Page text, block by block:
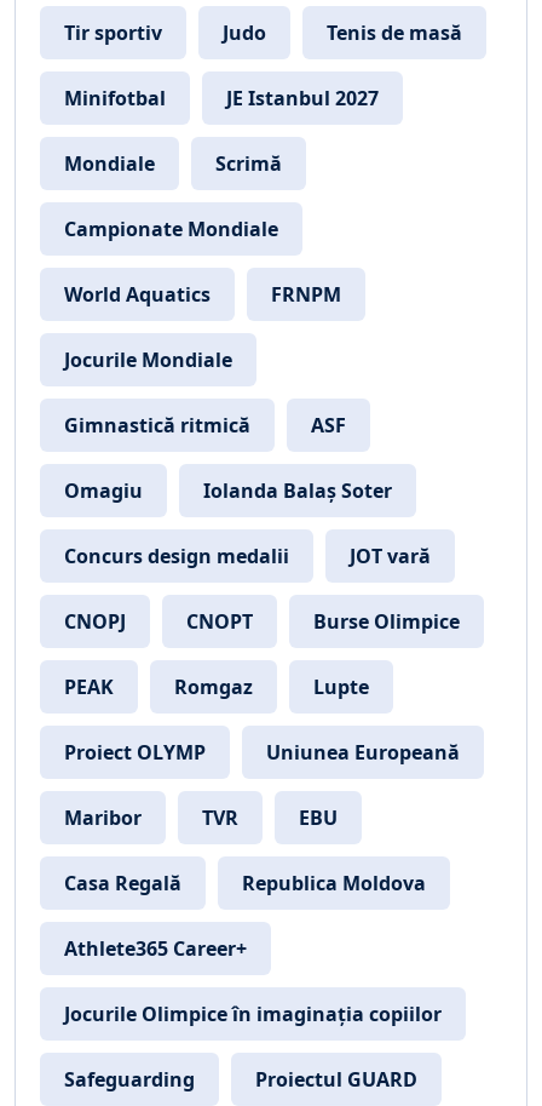
Tir sportiv Judo Tenis de masă
Minifotbal JE Istanbul 2027
Mondiale Scrimă
Campionate Mondiale
World Aquatics FRNPM
Jocurile Mondiale
Gimnastică ritmică ASF
Omagiu Iolanda Balaș Soter
Concurs design medalii JOT vară
CNOPJ CNOPT Burse Olimpice
PEAK Romgaz Lupte
Proiect OLYMP Uniunea Europeană
Maribor TVR EBU
Casa Regală Republica Moldova
Athlete365 Career+
Jocurile Olimpice în imaginația copiilor
Safeguarding Proiectul GUARD